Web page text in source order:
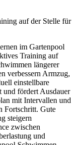
auf der Stelle für
im Gartenpool
Training auf
längerer
verbessern Armzug,
einstellbare
und fördert Ausdauer
mit Intervallen und
Fortschritt. Gute
steigern
zwischen
und